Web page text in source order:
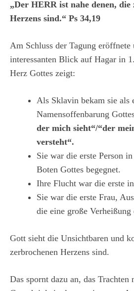
„Der HERR ist nahe denen, die
Herzens sind.“ Ps 34,19
Am Schluss der Tagung eröffnete
interessanten Blick auf Hagar in
Herz Gottes zeigt:
Als Sklavin bekam sie als
Namensoffenbarung
der mich sieht“/“der
versteht“.
Sie war die erste Person
Boten Gottes begegnet.
Ihre Flucht war die erste
Sie war die erste Frau,
die eine große
Gott sieht die Unsichtbaren und
zerbrochenen Herzens sind.
Das spornt dazu an, das Trachten